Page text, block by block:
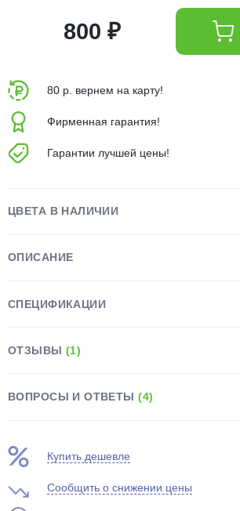
800 ₽
80 р. вернем на карту!
Фирменная гарантия!
Гарантии лучшей цены!
ЦВЕТА В НАЛИЧИИ
ОПИСАНИЕ
СПЕЦИФИКАЦИИ
ОТЗЫВЫ (1)
ВОПРОСЫ И ОТВЕТЫ(4)
Купить дешевле
Сообщить о снижении цены
недели
Остались вопросы?
8 800 302-02-51